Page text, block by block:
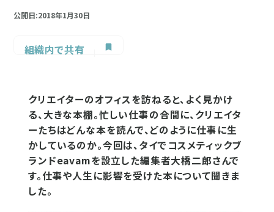
公開日:2018年1月30日
組織内で共有
クリエイターのオフィスを訪ねると、よく見かけ
る、大きな本棚。忙しい仕事の合間に、クリエイタ
ーたちはどんな本を読んで、どのように仕事に生
かしているのか。今回は、タイでコスメティックブ
ランドeavamを設立した編集者大橋二郎さんで
す。仕事や人生に影響を受けた本について聞きま
した。